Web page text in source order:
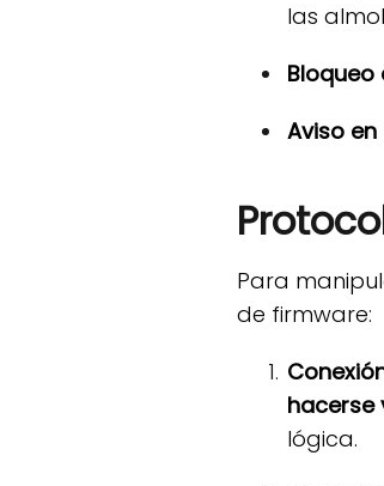
las
Bloqueo
Aviso
Para
de firmware:
hacerse
lógica.